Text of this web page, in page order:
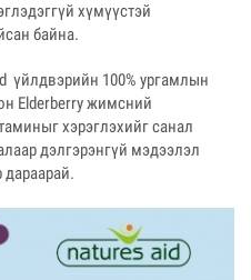
хүмүүстэй
байна.
үйлдвэрийн 100% ургамлын
Elderberry жимсний
хэрэглэхийг санал
дэлгэрэнгүй мэдээлэл
дараарай.